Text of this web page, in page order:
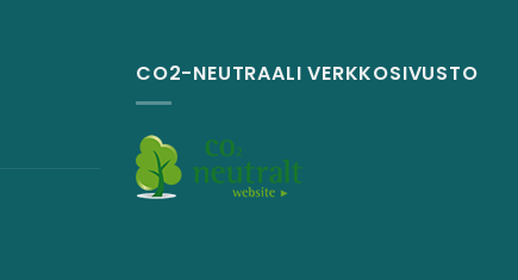
CO2-NEUTRAALI VERKKOSIVUSTO